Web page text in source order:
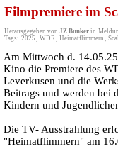
Filmpremiere im
Herausgegeben von JZ Bunker in
Tags: 2025 , WDR, Heimatflimmern ,
Am Mittwoch d.
Kino die Premiere des
Leverkusen und die
Beitrags und werden bei
Kindern und
Die TV- Ausstrahlung
"Heimatflimmern" am